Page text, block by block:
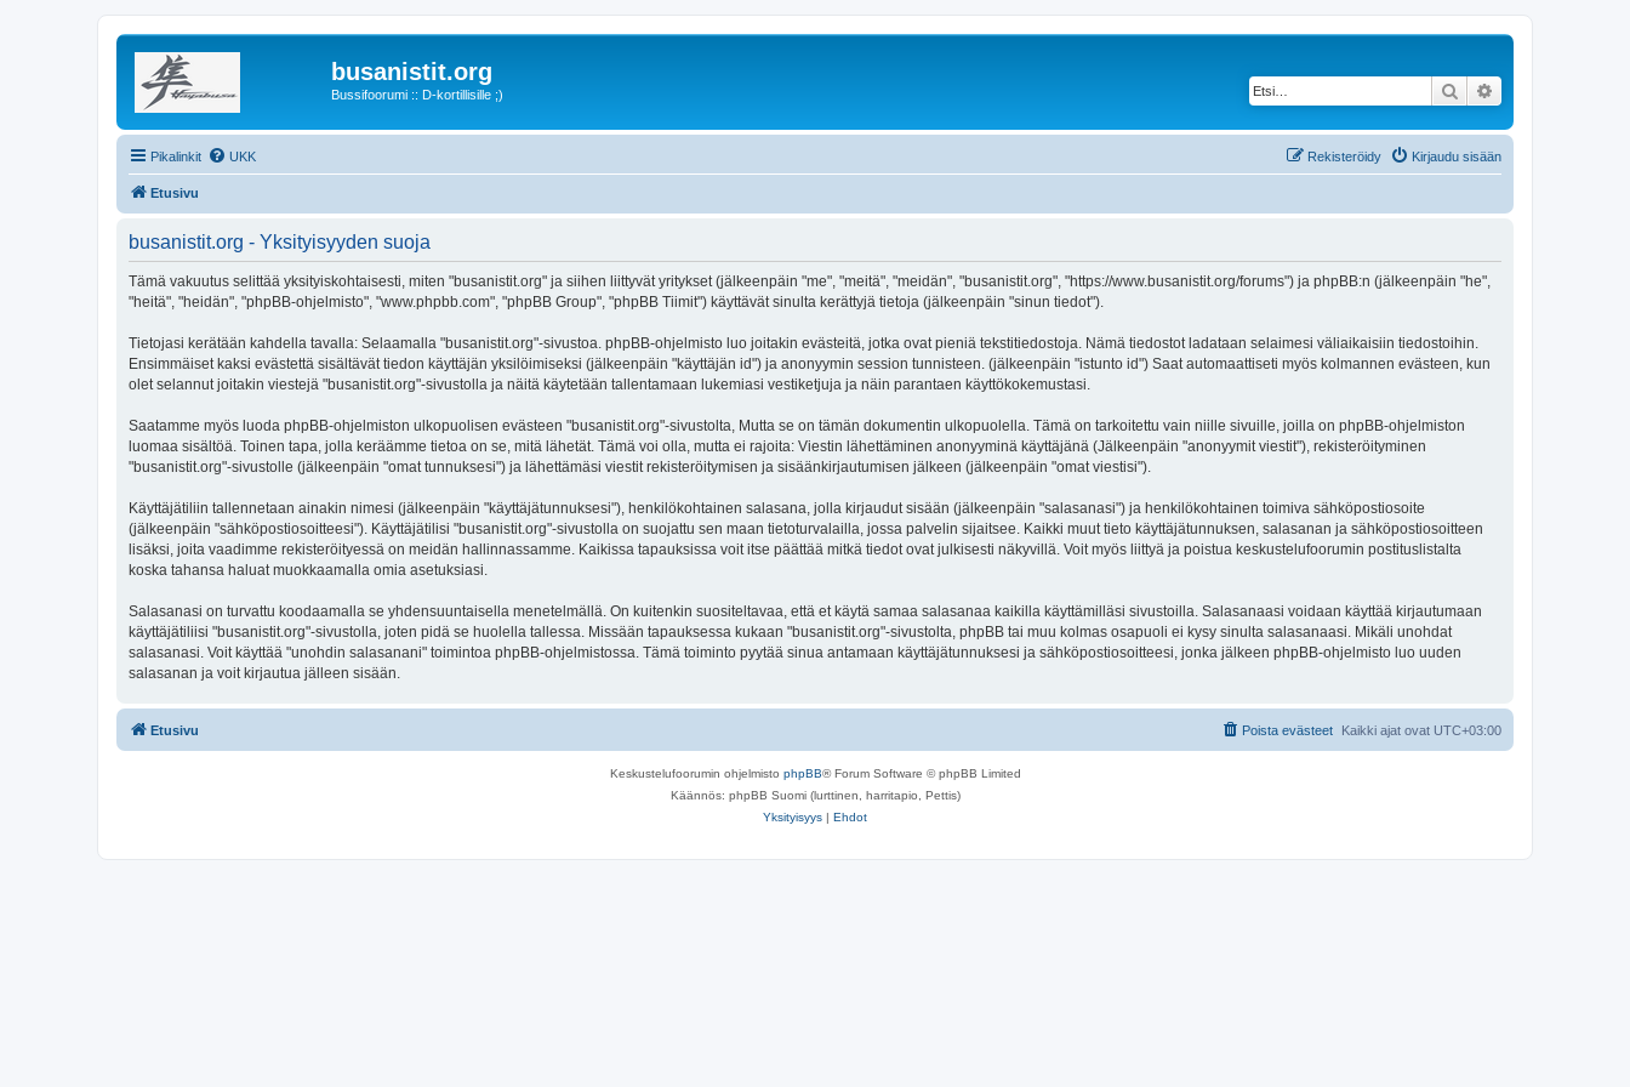
busanistit.org
Bussifoorumi :: D-kortillisille ;) Etsi
Pikalinkit UKK Kirjaudu sisään
Rekisteröidy
Etusivu
busanistit.org - Yksityisyyden suoja
Tämä vakuutus selittää yksityiskohtaisesti, miten "busanistit.org" ja siihen liittyvät yritykset (jälkeenpäin "me", "meitä", "meidän", "busanistit.org", "https://www.busanistit.org/forums") ja phpBB:n (jälkeenpäin "he",
"heitä", "heidän", "phpBB-ohjelmisto", "www.phpbb.com", "phpBB Group", "phpBB Tiimit") käyttävät sinulta kerättyjä tietoja (jälkeenpäin "sinun tiedot").
Tietojasi kerätään kahdella tavalla: Selaamalla "busanistit.org"-sivustoa. phpBB-ohjelmisto luo joitakin evästeitä, jotka ovat pieniä tekstitiedostoja. Nämä tiedostot ladataan selaimesi väliaikaisiin tiedostoihin.
Ensimmäiset kaksi evästettä sisältävät tiedon käyttäjän yksilöimiseksi (jälkeenpäin "käyttäjän id") ja anonyymin session tunnisteen. (jälkeenpäin "istunto id") Saat automaattiseti myös kolmannen evästeen, kun
olet selannut joitakin viestejä "busanistit.org"-sivustolla ja näitä käytetään tallentamaan lukemiasi vestiketjuja ja näin parantaen käyttökokemustasi.
Saatamme myös luoda phpBB-ohjelmiston ulkopuolisen evästeen "busanistit.org"-sivustolta, Mutta se on tämän dokumentin ulkopuolella. Tämä on tarkoitettu vain niille sivuille, joilla on phpBB-ohjelmiston
luomaa sisältöä. Toinen tapa, jolla keräämme tietoa on se, mitä lähetät. Tämä voi olla, mutta ei rajoita: Viestin lähettäminen anonyyminä käyttäjänä (Jälkeenpäin "anonyymit viestit"), rekisteröityminen
"busanistit.org"-sivustolle (jälkeenpäin "omat tunnuksesi") ja lähettämäsi viestit rekisteröitymisen ja sisäänkirjautumisen jälkeen (jälkeenpäin "omat viestisi").
Käyttäjätiliin tallennetaan ainakin nimesi (jälkeenpäin "käyttäjätunnuksesi"), henkilökohtainen salasana, jolla kirjaudut sisään (jälkeenpäin "salasanasi") ja henkilökohtainen toimiva sähköpostiosoite
(jälkeenpäin "sähköpostiosoitteesi"). Käyttäjätilisi "busanistit.org"-sivustolla on suojattu sen maan tietoturvalailla, jossa palvelin sijaitsee. Kaikki muut tieto käyttäjätunnuksen, salasanan ja sähköpostiosoitteen
lisäksi, joita vaadimme rekisteröityessä on meidän hallinnassamme. Kaikissa tapauksissa voit itse päättää mitkä tiedot ovat julkisesti näkyvillä. Voit myös liittyä ja poistua keskustelufoorumin postituslistalta
koska tahansa haluat muokkaamalla omia asetuksiasi.
Salasanasi on turvattu koodaamalla se yhdensuuntaisella menetelmällä. On kuitenkin suositeltavaa, että et käytä samaa salasanaa kaikilla käyttämilläsi sivustoilla. Salasanaasi voidaan käyttää kirjautumaan
käyttäjätiliisi "busanistit.org"-sivustolla, joten pidä se huolella tallessa. Missään tapauksessa kukaan "busanistit.org"-sivustolta, phpBB tai muu kolmas osapuoli ei kysy sinulta salasanaasi. Mikäli unohdat
salasanasi. Voit käyttää "unohdin salasanani" toimintoa phpBB-ohjelmistossa. Tämä toiminto pyytää sinua antamaan käyttäjätunnuksesi ja sähköpostiosoitteesi, jonka jälkeen phpBB-ohjelmisto luo uuden
salasanan ja voit kirjautua jälleen sisään.
Etusivu Kaikki ajat ovat UTC+03:00
Poista evästeet
Keskustelufoorumin ohjelmisto phpBB® Forum Software © phpBB Limited
Käännös: phpBB Suomi (lurttinen, harritapio, Pettis)
Yksityisyys | Ehdot